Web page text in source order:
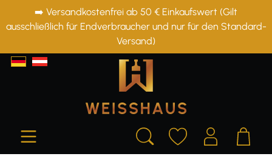
springen
➡️ Versandkostenfrei ab 50 € Einkaufswert (Gilt
ausschließlich für Endverbraucher und nur für den Standard-
Versand)